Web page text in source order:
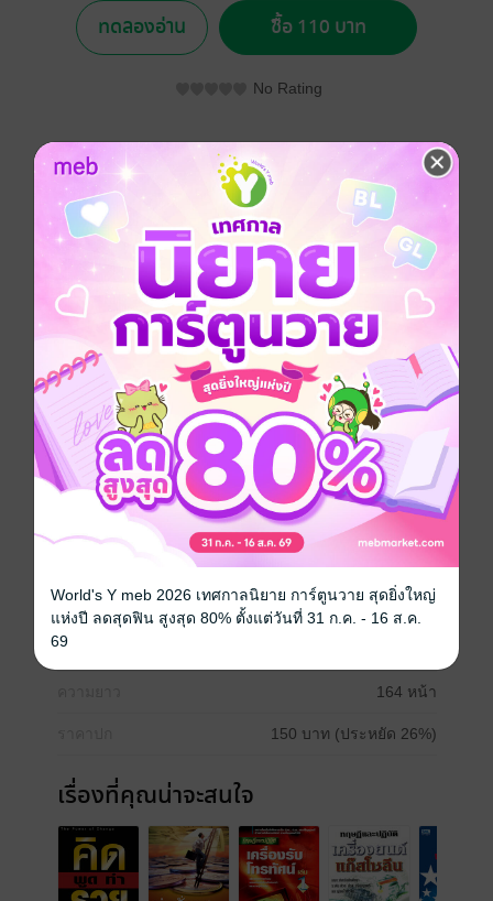
ทดลองอ่าน ซื้อ 110 บาท
No Rating
อยากได้ ซื้อเป็นของขวัญ ติดตาม แชร์
หนังสือ สอนนักขายให้รวย เล่มนี้ เป็นการรวบรวม
ประสบการณ์ที่เกิดขึ้นในภาคสนาม และพยายามลำดับ
เป็นขั้นเป็นตอนให้เข้าใจง่าย ๆ ถึงเทคนิคและวิธีการที่ต้อง
ใช้ลูกล่อลูกชนกว่าจะผ่านมาได้ โดยหวังจะให้เป็น
ประโยชน์กับผู้ที่จะเข้ามาสู่ถนนแห่งการเป็นนักขาย เพิ่ม
ทักษะของการสื่อสารในการขายเพื่อสร้างความประทับใจ
ให้ลูกค้า ผูกพันธ์กับลูกค้า เพื่อเป็นการรักษาลูกค้าไว้ชั่ว
ชีวิต
พัฒนาตนเอง ความสำเร็จ บริหารธุรกิจ
การขาย
ประเภทไฟล์ pdf
วันที่วางขาย
164 หน้า
150 บาท (ประหยัด 26%)
เรื่องที่คุณน่าจะสนใจ
World's Y meb 2026 เทศกาลนิยาย การ์ตูนวาย สุดยิ่งใหญ่
แห่งปี ลดสุดฟิน สูงสุด 80% ตั้งแต่วันที่ 31 ก.ค. - 16 ส.ค.
69